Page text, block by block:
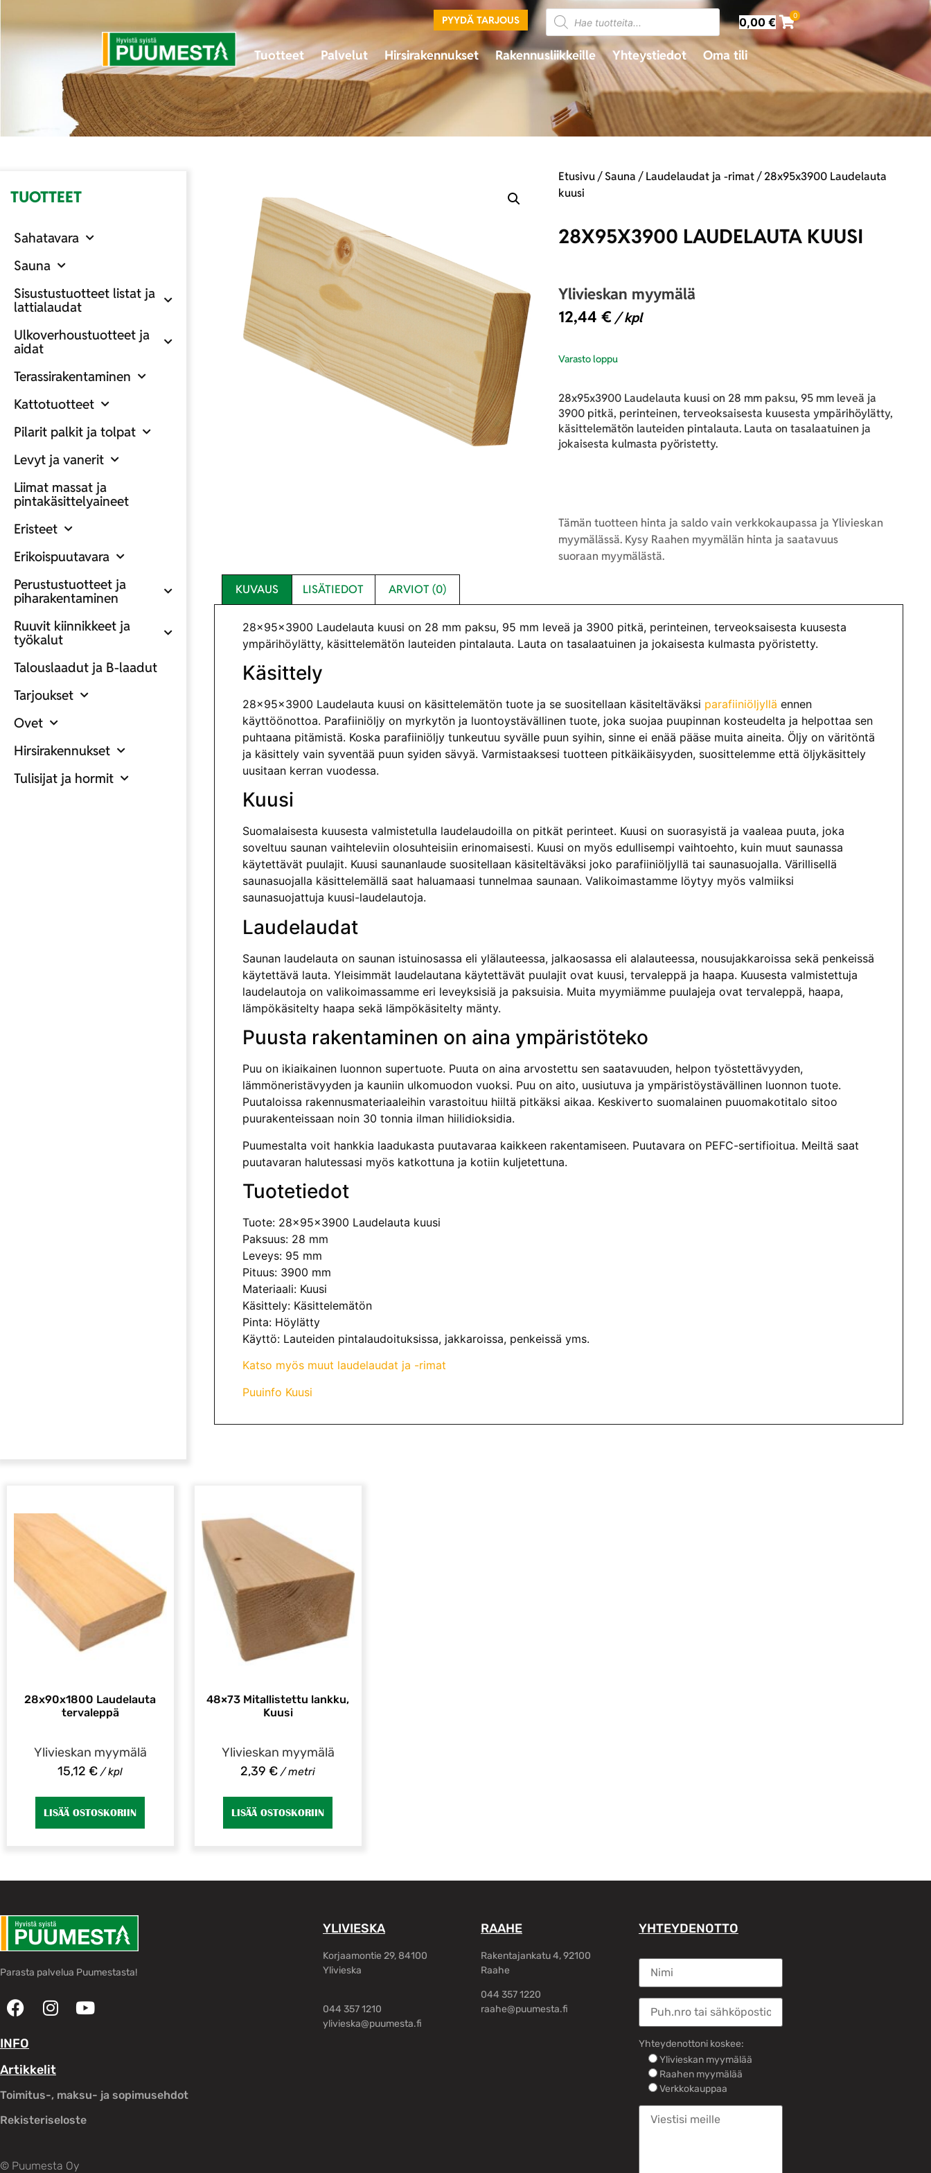
PYYDÄ TARJOUS 0,00€ 0
Tuotteet Palvelut Hirsirakennukset Rakennusliikkeille Yhteystiedot Oma tili
TUOTTEET
Sahatavara
Sauna
Sisustustuotteet listat ja
lattialaudat
Ulkoverhoustuotteet ja
aidat
Terassirakentaminen
Kattotuotteet
Pilarit palkit ja tolpat
Levyt ja vanerit
Liimat massat ja
pintakäsittelyaineet
Eristeet
Erikoispuutavara
Perustustuotteet ja
piharakentaminen
Ruuvit kiinnikkeet ja
työkalut
Talouslaadut ja B-laadut
Tarjoukset
Ovet
Hirsirakennukset
Tulisijat ja hormit
Etusivu/Sauna /Laudelaudat ja -rimat/ 28x95x3900 Laudelauta
kuusi
28X95X3900 LAUDELAUTA KUUSI
Ylivieskan myymälä
12,44€ / kpl
Varasto loppu
28x95x3900 Laudelauta kuusi on 28 mm paksu, 95 mm leveä ja
3900 pitkä, perinteinen, terveoksaisesta kuusesta ympärihöylätty,
käsittelemätön lauteiden pintalauta. Lauta on tasalaatuinen ja
jokaisesta kulmasta pyöristetty.
Tämän tuotteen hinta ja saldo vain verkkokaupassa ja Ylivieskan
myymälässä. Kysy Raahen myymälän hinta ja saatavuus
suoraan myymälästä.
KUVAUS LISÄTIEDOT ARVIOT (0)
28x95x3900 Laudelauta kuusi on 28 mm paksu, 95 mm leveä ja 3900 pitkä, perinteinen, terveoksaisesta kuusesta
ympärihöylätty, käsittelemätön lauteiden pintalauta. Lauta on tasalaatuinen ja jokaisesta kulmasta pyöristetty.
Käsittely
28x95x3900 Laudelauta kuusi on käsittelemätön tuote ja se suositellaan käsiteltäväksi parafiiniöljyllä ennen
käyttöönottoa. Parafiiniöljy on myrkytön ja luontoystävällinen tuote, joka suojaa puupinnan kosteudelta ja helpottaa sen
puhtaana pitämistä. Koska parafiiniöljy tunkeutuu syvälle puun syihin, sinne ei enää pääse muita aineita. Öljy on väritöntä
ja käsittely vain syventää puun syiden sävyä. Varmistaaksesi tuotteen pitkäikäisyyden, suosittelemme että öljykäsittely
uusitaan kerran vuodessa.
Kuusi
Suomalaisesta kuusesta valmistetulla laudelaudoilla on pitkät perinteet. Kuusi on suorasyistä ja vaaleaa puuta, joka
soveltuu saunan vaihteleviin olosuhteisiin erinomaisesti. Kuusi on myös edullisempi vaihtoehto, kuin muut saunassa
käytettävät puulajit. Kuusi saunanlaude suositellaan käsiteltäväksi joko parafiiniöljyllä tai saunasuojalla. Värillisellä
saunasuojalla käsittelemällä saat haluamaasi tunnelmaa saunaan. Valikoimastamme löytyy myös valmiiksi
saunasuojattuja kuusi-laudelautoja.
Laudelaudat
Saunan laudelauta on saunan istuinosassa eli ylälauteessa, jalkaosassa eli alalauteessa, nousujakkaroissa sekä penkeissä
käytettävä lauta. Yleisimmät laudelautana käytettävät puulajit ovat kuusi, tervaleppä ja haapa. Kuusesta valmistettuja
laudelautoja on valikoimassamme eri leveyksisiä ja paksuisia. Muita myymiämme puulajeja ovat tervaleppä, haapa,
lämpökäsitelty haapa sekä lämpökäsitelty mänty.
Puusta rakentaminen on aina ympäristöteko
Puu on ikiaikainen luonnon supertuote. Puuta on aina arvostettu sen saatavuuden, helpon työstettävyyden,
lämmöneristävyyden ja kauniin ulkomuodon vuoksi. Puu on aito, uusiutuva ja ympäristöystävällinen luonnon tuote.
Puutaloissa rakennusmateriaaleihin varastoituu hiiltä pitkäksi aikaa. Keskiverto suomalainen puuomakotitalo sitoo
puurakenteissaan noin 30 tonnia ilman hiilidioksidia.
Puumestalta voit hankkia laadukasta puutavaraa kaikkeen rakentamiseen. Puutavara on PEFC-sertifioitua. Meiltä saat
puutavaran halutessasi myös katkottuna ja kotiin kuljetettuna.
Tuotetiedot
Tuote: 28x95x3900 Laudelauta kuusi
Paksuus: 28 mm
Leveys: 95 mm
Pituus: 3900 mm
Materiaali: Kuusi
Käsittely: Käsittelemätön
Pinta: Höylätty
Käyttö: Lauteiden pintalaudoituksissa, jakkaroissa, penkeissä yms.
Katso myös muut laudelaudat ja -rimat
Puuinfo Kuusi
28x90x1800 Laudelauta
tervaleppä
Ylivieskan myymälä
15,12€ / kpl
LISÄÄ OSTOSKORIIN
48×73 Mitallistettu lankku,
Kuusi
Ylivieskan myymälä
2,39€ / metri
LISÄÄ OSTOSKORIIN
Parasta palvelua Puumestasta!
INFO
Artikkelit
Toimitus-, maksu- ja sopimusehdot
Rekisteriseloste
© Puumesta Oy
YLIVIESKA
Korjaamontie 29, 84100
Ylivieska
044 357 1210
ylivieska@puumesta.fi
RAAHE
Rakentajankatu 4, 92100
Raahe
044 357 1220
raahe@puumesta.fi
YHTEYDENOTTO
Yhteydenottoni koskee:
Ylivieskan myymälää
Raahen myymälää
Verkkokauppaa